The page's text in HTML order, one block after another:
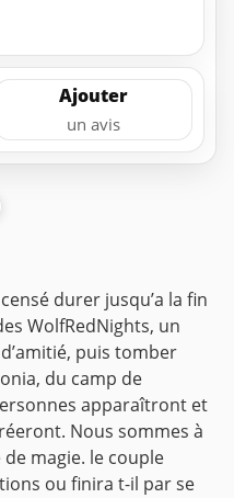
Ajouter
un avis
durer jusqu’a la fin
WolfRedNights, un
puis tomber
du camp de
apparaîtront et
Nous sommes à
magie. le couple
ou finira t-il par se